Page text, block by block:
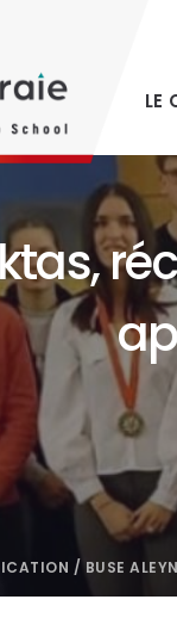
LE
/ BUSE